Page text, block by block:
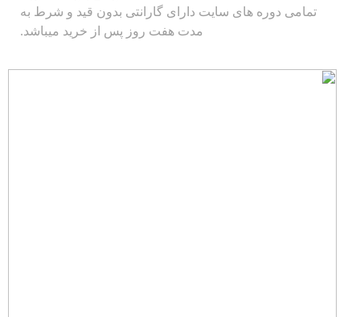
تمامی دوره های سایت دارای گارانتی بدون قید و شرط به
مدت هفت روز پس از خرید میباشد.